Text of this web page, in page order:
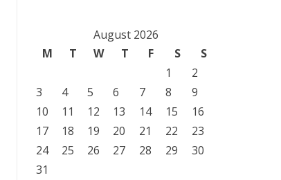
August 2026
M
T W T F S
S
1
2
3
4 5 6 7 8
9
10
11 12 13 14 15
16
17
18 19 20 21 22
23
24
25 26 27 28 29
30
31